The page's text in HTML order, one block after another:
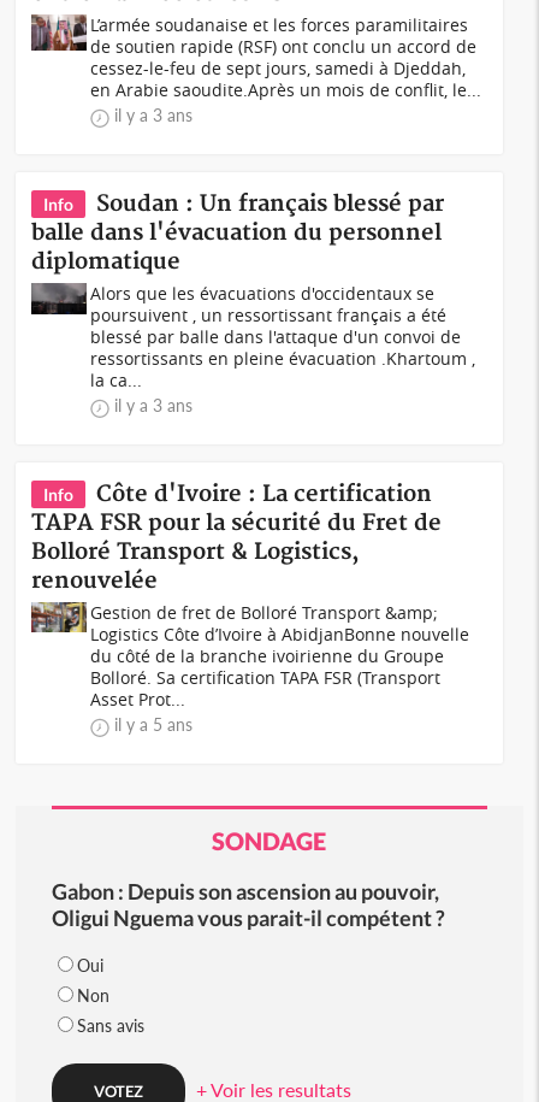
L’armée soudanaise et les forces paramilitaires
de soutien rapide (RSF) ont conclu un accord de
cessez-le-feu de sept jours, samedi à Djeddah,
en Arabie saoudite.Après un mois de conflit, le...
il y a 3 ans
Info
Soudan : Un français blessé par
balle dans l'évacuation du personnel
diplomatique
Alors que les évacuations d'occidentaux se
poursuivent , un ressortissant français a été
blessé par balle dans l'attaque d'un convoi de
ressortissants en pleine évacuation .Khartoum ,
la ca...
il y a 3 ans
Info
Côte d'Ivoire : La certification
TAPA FSR pour la sécurité du Fret de
Bolloré Transport & Logistics,
renouvelée
Gestion de fret de Bolloré Transport &amp;
Logistics Côte d’Ivoire à AbidjanBonne nouvelle
du côté de la branche ivoirienne du Groupe
Bolloré. Sa certification TAPA FSR (Transport
Asset Prot...
il y a 5 ans
SONDAGE
Gabon : Depuis son ascension au pouvoir,
Oligui Nguema vous parait-il compétent ?
Oui
Non
Sans avis
+ Voir les resultats